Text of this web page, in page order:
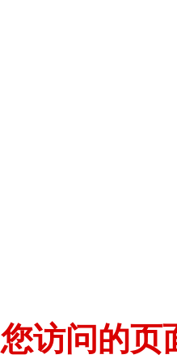
您访问的页